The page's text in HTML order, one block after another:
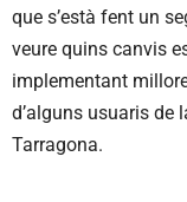
que s’està fent un
veure quins canvis
implementant
d’alguns usuaris de
Tarragona.